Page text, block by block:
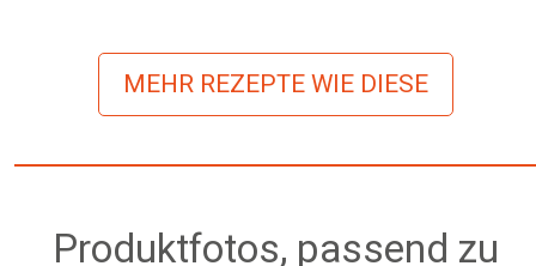
MEHR REZEPTE WIE DIESE
Produktfotos, passend zu